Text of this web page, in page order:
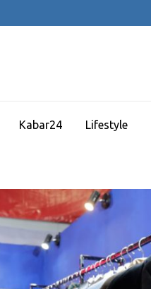
Kabar24 Lifestyle